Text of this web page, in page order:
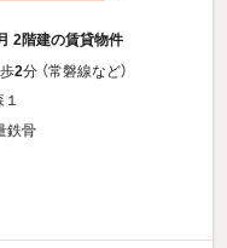
2階建の賃貸物件
2分 （常磐線など）
鉄骨